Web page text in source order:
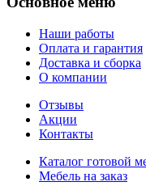
Наши работы
Оплата и гарантия
Доставка и сборка
О компании
Отзывы
Акции
Контакты
Каталог готовой
Мебель на заказ